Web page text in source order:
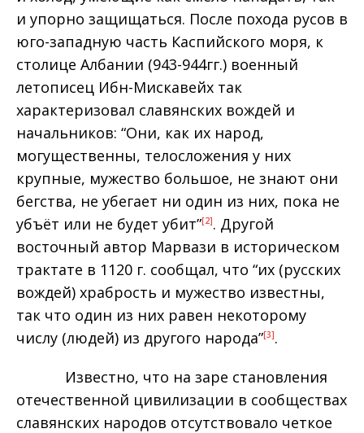
и упорно защищаться. После похода русов в
юго-западную часть Каспийского моря, к
столице Албании (943-944гг.) военный
летописец Ибн-Мискавейх так
характеризовал славянских вождей и
начальников: “Они, как их народ,
могущественны, телосложения у них
крупные, мужество большое, не знают они
бегства, не убегает ни один из них, пока не
убъёт или не будет убит”[2]. Другой
восточный автор Марвази в историческом
трактате в 1120 г. сообщал, что “их (русских
вождей) храбрость и мужество известны,
так что один из них равен некоторому
числу (людей) из другого народа”[3].
Известно, что на заре становления
отечественной цивилизации в сообществах
славянских народов отсутствовало четкое